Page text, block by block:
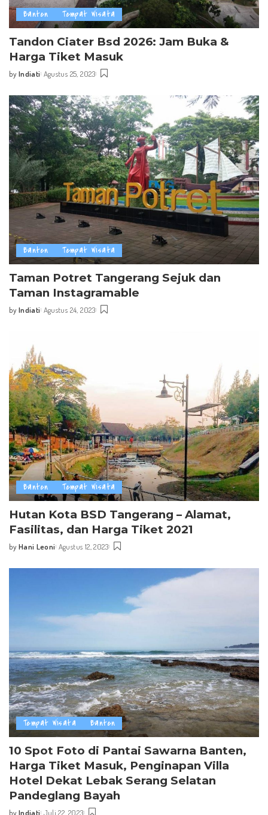
Banten Tempat Wisata
Tandon Ciater Bsd 2026: Jam Buka &
Harga Tiket Masuk
Posted
by Indiati Agustus 25, 2023
Banten Tempat Wisata
Taman Potret Tangerang Sejuk dan
Taman Instagramable
Posted
by Indiati Agustus 24, 2023
Banten Tempat Wisata
Hutan Kota BSD Tangerang – Alamat,
Fasilitas, dan Harga Tiket 2021
Posted
by Hani Leoni Agustus 12, 2023
Tempat Wisata Banten
10 Spot Foto di Pantai Sawarna Banten,
Harga Tiket Masuk, Penginapan Villa
Hotel Dekat Lebak Serang Selatan
Pandeglang Bayah
by Indiati Juli 22, 2023